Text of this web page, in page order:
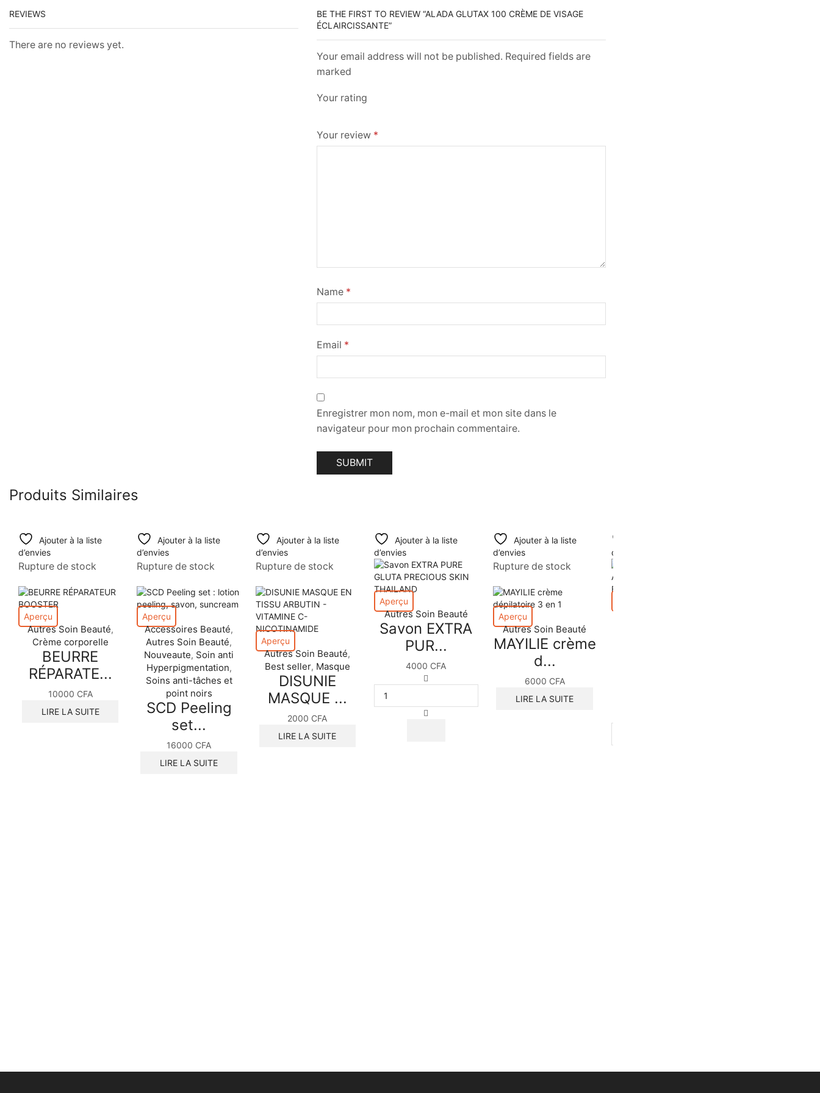
REVIEWS
There are no reviews yet.
BE THE FIRST TO REVIEW “ALADA GLUTAX 100 CRÈME DE VISAGE
ÉCLAIRCISSANTE”
Your email address will not be published. Required fields are
marked
Your rating
Your review *
Name *
Email *
Enregistrer mon nom, mon e-mail et mon site dans le
navigateur pour mon prochain commentaire.
Produits Similaires
Ajouter à la liste
d’envies
Rupture de stock
Aperçu
Autres Soin Beauté,
Crème corporelle
BEURRE
RÉPARATE...
10000 CFA
LIRE LA SUITE
Ajouter à la liste
d’envies
Rupture de stock
Aperçu
Accessoires Beauté,
Autres Soin Beauté,
Nouveaute, Soin anti
Hyperpigmentation,
Soins anti-tâches et
point noirs
SCD Peeling
set...
16000 CFA
LIRE LA SUITE
Ajouter à la liste
d’envies
Rupture de stock
Aperçu
Autres Soin Beauté,
Best seller, Masque
DISUNIE
MASQUE ...
2000 CFA
LIRE LA SUITE
Ajouter à la liste
d’envies
Aperçu
Autres Soin Beauté
Savon EXTRA
PUR...
4000 CFA
Ajouter à la liste
d’envies
Rupture de stock
Aperçu
Autres Soin Beauté
MAYILIE crème
d...
6000 CFA
LIRE LA SUITE
d’envies